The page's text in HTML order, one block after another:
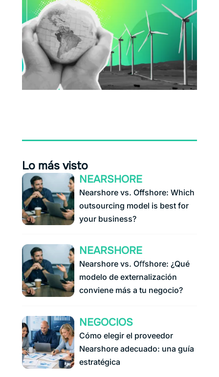
Lo más visto
NEARSHORE
Nearshore vs. Offshore: Which
outsourcing model is best for
your business?
NEARSHORE
Nearshore vs. Oﬀshore: ¿Qué
modelo de externalización
conviene más a tu negocio?
NEGOCIOS
Cómo elegir el proveedor
Nearshore adecuado: una guía
estratégica